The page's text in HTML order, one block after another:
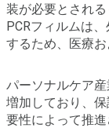
装が必要とされ
PCRフィルムは
するため、医療お
パーソナルケア
増加しており、
要性によって推